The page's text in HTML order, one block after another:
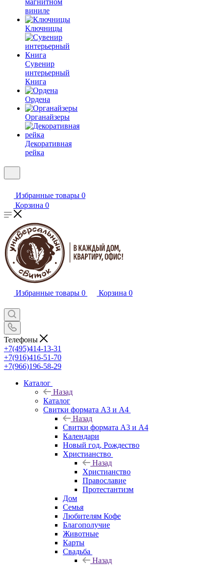
магнитном
виниле
Ключницы
Сувенир
интерьерный
Книга
Ордена
Органайзеры
Декоративная
рейка
Избранные товары 0
Корзина 0
Избранные товары 0 Корзина 0
Телефоны
+7(495)414-13-31
+7(916)416-51-70
+7(966)196-58-29
Каталог
Назад
Каталог
Свитки формата А3 и А4
Назад
Свитки формата А3 и А4
Календари
Новый год, Рождество
Христианство
Назад
Христианство
Православие
Протестантизм
Дом
Семья
Любителям Кофе
Благополучие
Животные
Карты
Свадьба
Назад